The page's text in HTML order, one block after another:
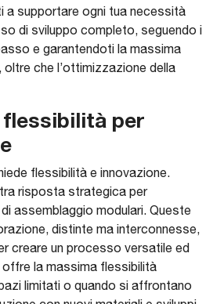
a supportare ogni tua necessità
di sviluppo completo, seguendo i
e garantendoti la massima
che l’ottimizzazione della
flessibilità per
flessibilità e innovazione.
risposta strategica per
di assemblaggio modulari. Queste
distinte ma interconnesse,
creare un processo versatile ed
la massima flessibilità
limitati o quando si affrontano